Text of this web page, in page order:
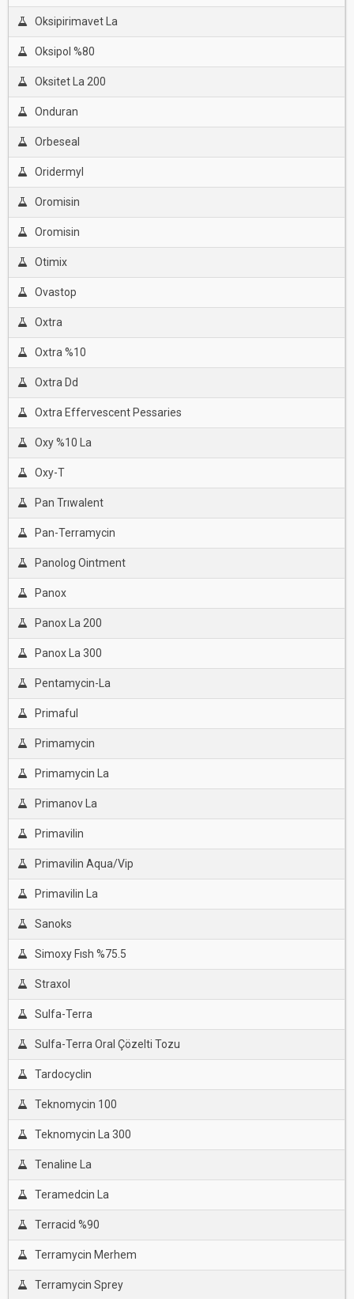
Oksipirimavet La
Oksipol %80
Oksitet La 200
Onduran
Orbeseal
Oridermyl
Oromisin
Oromisin
Otimix
Ovastop
Oxtra
Oxtra %10
Oxtra Dd
Oxtra Effervescent Pessaries
Oxy %10 La
Oxy-T
Pan Trıwalent
Pan-Terramycin
Panolog Ointment
Panox
Panox La 200
Panox La 300
Pentamycin-La
Primaful
Primamycin
Primamycin La
Primanov La
Primavilin
Primavilin Aqua/Vip
Primavilin La
Sanoks
Simoxy Fısh %75.5
Straxol
Sulfa-Terra
Sulfa-Terra Oral Çözelti Tozu
Tardocyclin
Teknomycin 100
Teknomycin La 300
Tenaline La
Teramedcin La
Terracid %90
Terramycin Merhem
Terramycin Sprey